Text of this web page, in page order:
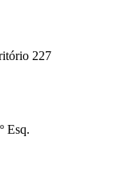
227
Esq.